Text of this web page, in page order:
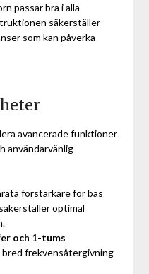
passar bra i alla
säkerställer
som kan påverka
avancerade funktioner
användarvänlig
förstärkareför bas
optimal
och 1-tums
bred frekvensåtergivning